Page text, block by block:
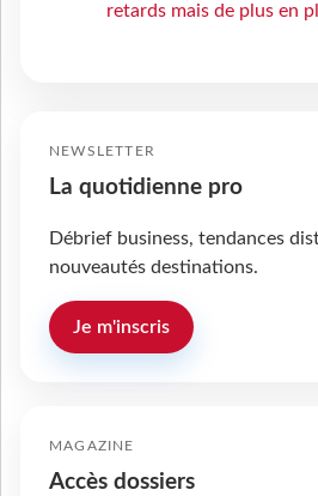
retards mais de plus en
NEWSLETTER
La quotidienne pro
Débrief business, tendances
nouveautés destinations.
Je m'inscris
MAGAZINE
Accès dossiers